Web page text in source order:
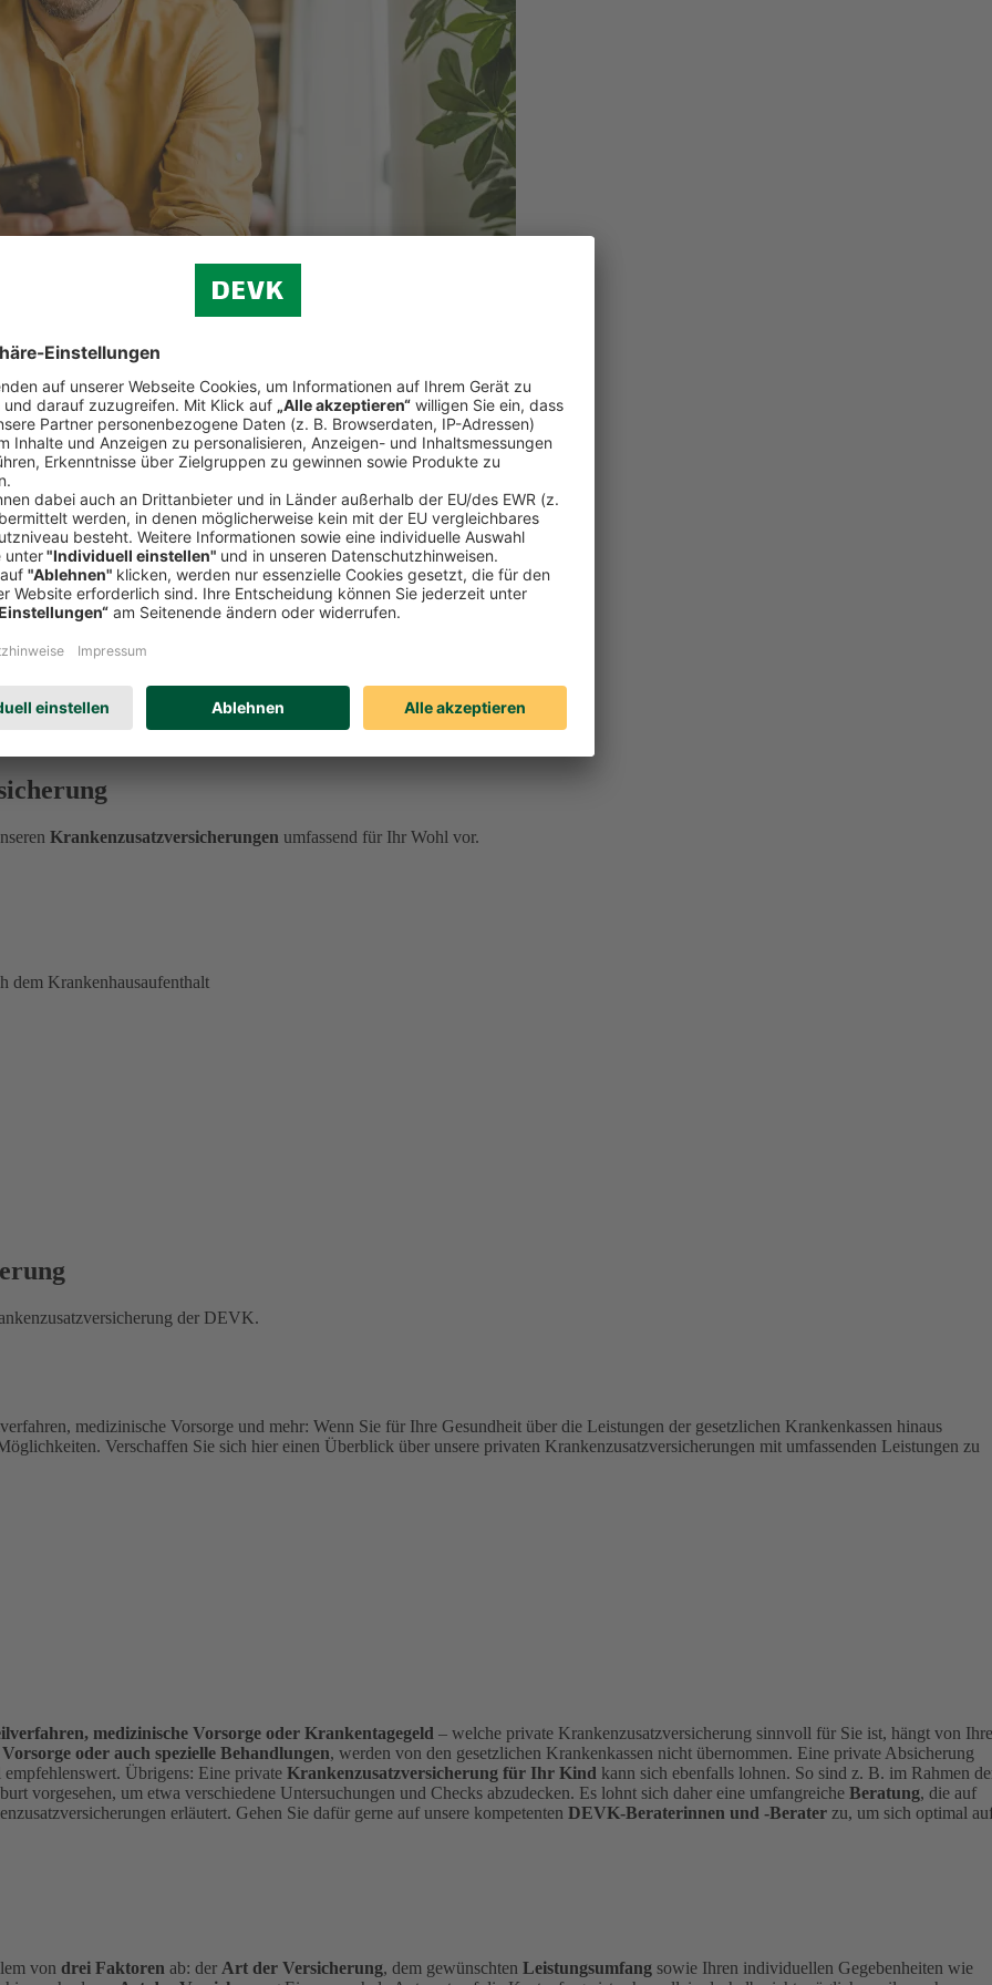
einen Großteil der Kosten fürnaturheilkundliche Behandlungen.
die Zusatzversicherung ab.
Krankenzusatzversicherungen umfassend für Ihr Wohl vor.
dem Krankenhausaufenthalt
der DEVK.
medizinische Vorsorge und mehr: Wenn Sie für Ihre Gesundheit über die Leistungen der gesetzlichen Krankenkassen hinaus
Verschaffen Sie sich hier einen Überblick über unsere privaten Krankenzusatzversicherungen mit umfassenden Leistungen zu
medizinische Vorsorge oder Krankentagegeld – welche private Krankenzusatzversicherung sinnvoll für Sie ist, hängt von
Vorsorge oder auch spezielle Behandlungen, werden von den gesetzlichen Krankenkassen nicht übernommen. Eine private Absicherung
Übrigens: Eine private Krankenzusatzversicherung für Ihr Kind kann sich ebenfalls lohnen. So sind z. B. im Rahmen
vorgesehen, um etwa verschiedene Untersuchungen und Checks abzudecken. Es lohnt sich daher eine umfangreiche Beratung, die auf
erläutert. Gehen Sie dafür gerne auf unsere kompetenten DEVK-Beraterinnen und -Berater zu, um sich optimal
von drei Faktoren ab: der Art der Versicherung, dem gewünschten Leistungsumfang sowie Ihren individuellen Gegebenheiten wie